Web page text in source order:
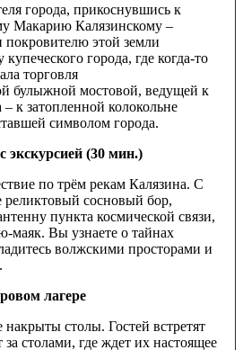
города, прикоснувшись к
Макарию Калязинскому –
покровителю этой земли
города, где когда-то
торговля
булыжной мостовой, ведущей к
к затопленной колокольне
символом города.
экскурсией (30 мин.)
по трём рекам Калязина. С
реликтовый сосновый бор,
пункта космической связи,
маяк. Вы узнаете о тайнах
волжскими просторами и
лагере
столы. Гостей встретят
столами, где ждет их настоящее